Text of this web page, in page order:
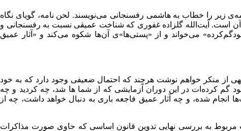
گلزاده غفوری در خردادماه ۱۳۶۳ نامه‌ی زیر را خطاب به هاشمی رفسنجانی می‌نویسند. لحن نامه، گویای نگاه
است. آیت‌الله گلزاده غفوری که شناخت عمیقی نسبت به رفسنجانی و
می‌خواند و از «پستی‌ها»ی آن‌ها شکوه می‌کند و «آثار عمیق
از منکر خواهم نوشت هرچند که احتمال ضعیفی وجود دارد که به خود
گم کرده‌ات در این دوران آزمایشی که از شما ها شد، چه کردید و چه
شده، و چه آثار عمیق فاجعه باری به دنبال خواهد داشت، چه از
به بررسی نهایی تدوین قانون اساسی که حاوی صورت مذاکرات